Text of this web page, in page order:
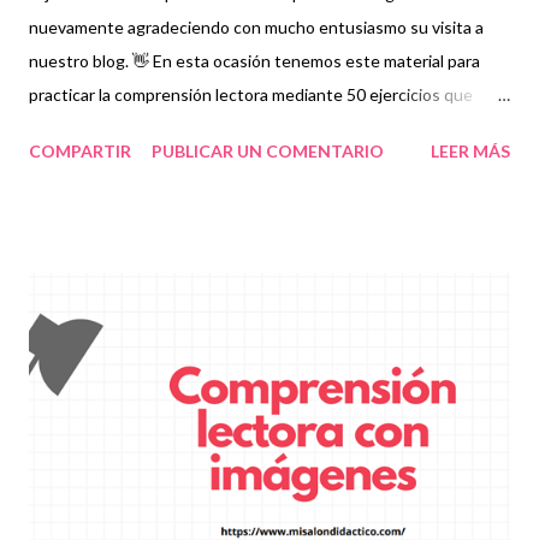
nuevamente agradeciendo con mucho entusiasmo su visita a
nuestro blog. 👋 En esta ocasión tenemos este material para
practicar la comprensión lectora mediante 50 ejercicios que
en la educación básica. Les recordamos que nosotros
compartir nuestra página y unirte a nuestro grupo para más
contenido educativo 👉 Grupo de Facebook Además, puedes
unirte a Grupos de WhatsApp y seguir a Salón didáctico
donde se comparte gran variedad de material didáctico.
También te puede interesar: Cuadernillo de caligrafía y
grafomotricidad Comprensión lectora con imágenes Blog...
COMPARTIR PUBLICAR UN COMENTARIO LEER MÁS